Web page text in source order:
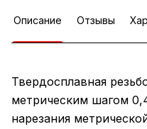
Описание Отзывы
Твердосплавная
метрическим шагом
нарезания